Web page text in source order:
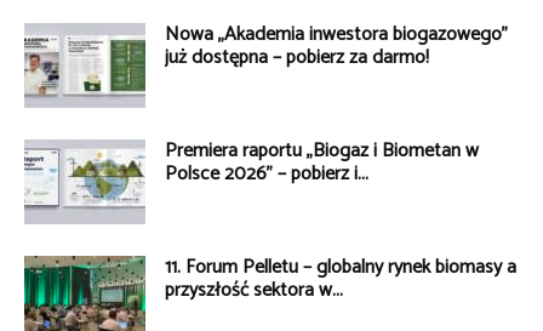
Nowa „Akademia inwestora biogazowego”
już dostępna – pobierz za darmo!
Premiera raportu „Biogaz i Biometan w
Polsce 2026” – pobierz i...
11. Forum Pelletu – globalny rynek biomasy a
przyszłość sektora w...